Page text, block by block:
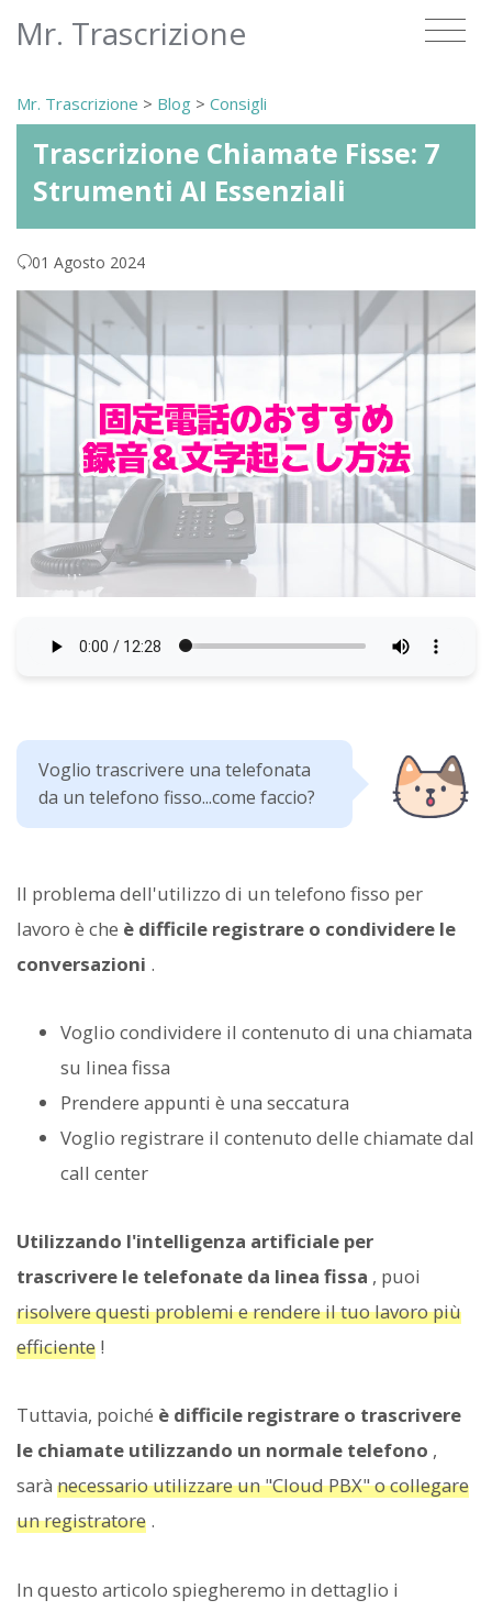
Mr. Trascrizione
Mr. Trascrizione > Blog > Consigli
Trascrizione Chiamate Fisse: 7
Strumenti AI Essenziali
01 Agosto 2024
Voglio trascrivere una telefonata
da un telefono fisso...come faccio?
Il problema dell'utilizzo di un telefono fisso per
lavoro è che è difficile registrare o condividere le
conversazioni .
Voglio condividere il contenuto di una chiamata
su linea fissa
Prendere appunti è una seccatura
Voglio registrare il contenuto delle chiamate dal
call center
Utilizzando l'intelligenza artificiale per
trascrivere le telefonate da linea fissa , puoi
risolvere questi problemi e rendere il tuo lavoro più
efficiente !
Tuttavia, poiché è difficile registrare o trascrivere
le chiamate utilizzando un normale telefono ,
sarà necessario utilizzare un "Cloud PBX" o collegare
un registratore .
In questo articolo spiegheremo in dettaglio i